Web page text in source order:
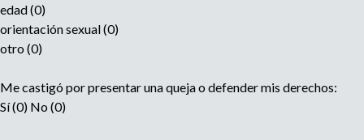
edad (0)
orientación sexual (0)
otro (0)
Me castigó por presentar una queja o defender mis derechos:
Sí (0) No (0)